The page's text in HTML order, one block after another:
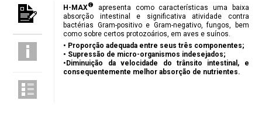
H-MAX®
apresenta como características uma baixa
absorção intestinal e significativa atividade contra
bactérias Gram-positivo e Gram-negativo, fungos, bem
como sobre certos protozoários, em aves e suínos.
• Proporção adequada entre seus três componentes;
• Supressão de micro-organismos indesejados;
•Diminuição da velocidade do trânsito intestinal, e
consequentemente melhor absorção de nutrientes.